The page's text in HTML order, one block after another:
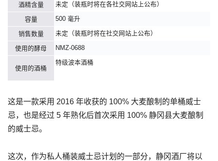
酒精含量
未定（装瓶时将在各社交网站上公布）
容量 500 毫升
销售数量 未定（装瓶时将在社交网站上公布）
使用的酵母 NMZ-0688
使用的酒桶
特级波本酒桶
这是一款采用 2016 年收获的 100% 大麦酿制的单桶威士
忌，也是经过 5 年熟化后首次采用 100% 静冈县大麦酿制
的威士忌。
这次，作为私人桶装威士忌计划的一部分，静冈酒厂将以